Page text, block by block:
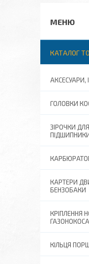
КАТАЛОГ
АКСЕСУАРИ,
ГОЛОВКИ
ЗІРОЧКИ
КАРТЕРИ
БЕНЗОБАКИ
КРІПЛЕННЯ
КІЛЬЦЯ